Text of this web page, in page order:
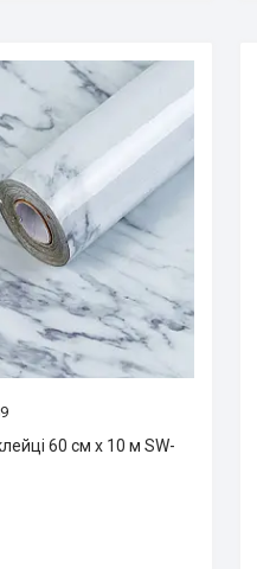
60 см х 10 м SW-